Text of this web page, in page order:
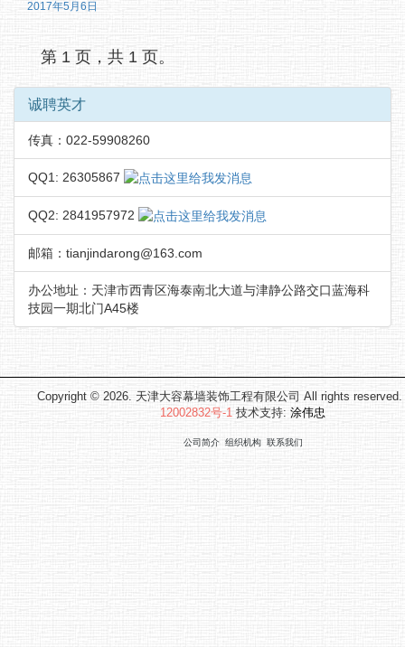
2017年5月6日
第 1 页，共 1 页。
诚聘英才
传真：022-59908260
QQ1: 26305867
QQ2: 2841957972
邮箱：tianjindarong@163.com
办公地址：天津市西青区海泰南北大道与津静公路交口蓝海科
技园一期北门A45楼
Copyright © 2026. 天津大容幕墙装饰工程有限公司 All rights reserved.
12002832号-1 技术支持: 涂伟忠
公司简介 组织机构 联系我们